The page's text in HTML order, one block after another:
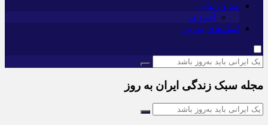
مد و زیبایی
آشپزی
لینک‌های به‌روز
مجله سبک زندگی ایران به روز